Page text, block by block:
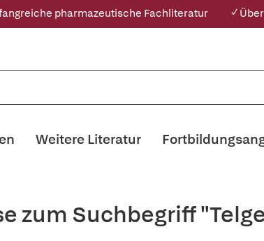
pharmazeutische Fachliteratur ✓
Weitere Literatur
zum Suchbegriff